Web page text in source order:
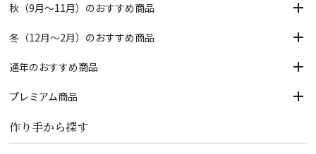
秋（9月～11月）のおすすめ商品
冬（12月～2月）のおすすめ商品
通年のおすすめ商品
プレミアム商品
作り手から探す